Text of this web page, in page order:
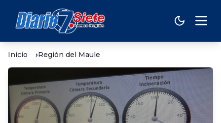
Inicio Región del Maule